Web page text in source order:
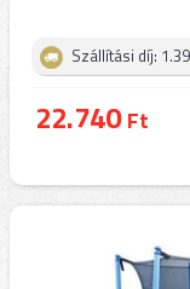
Szállítási díj:
22.740Ft